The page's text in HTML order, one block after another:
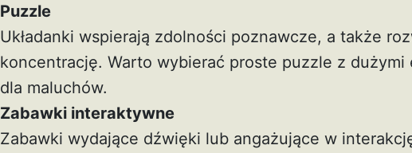
Puzzle
Układanki wspierają zdolności poznawcze, a także
koncentrację. Warto wybierać proste puzzle z
dla maluchów.
Zabawki interaktywne
Zabawki wydające dźwięki lub angażujące w